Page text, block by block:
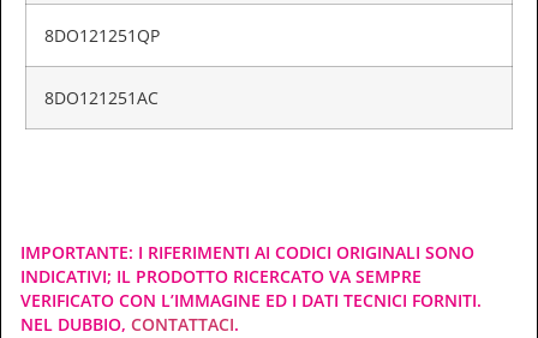
8DO121251QP
8DO121251AC
IMPORTANTE: I RIFERIMENTI AI CODICI ORIGINALI SONO
INDICATIVI; IL PRODOTTO RICERCATO VA SEMPRE
VERIFICATO CON L’IMMAGINE ED I DATI TECNICI FORNITI.
NEL DUBBIO, CONTATTACI.